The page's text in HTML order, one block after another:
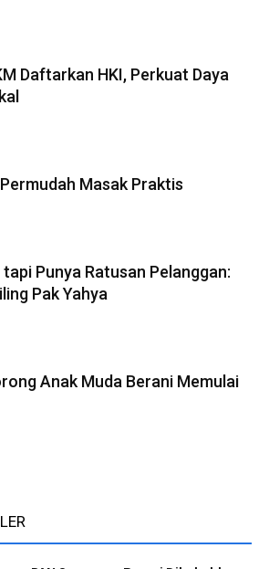
Daftarkan HKI, Perkuat Daya
Masak Praktis
Punya Ratusan Pelanggan:
Pak Yahya
Anak Muda Berani Memulai